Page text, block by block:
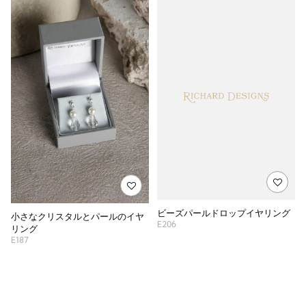
小さなクリスタルとパールのイヤ
リング
E187
ビーズパールドロップイヤリング
E206